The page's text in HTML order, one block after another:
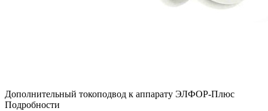
Дополнительный токоподвод к аппарату ЭЛФОР-Плюс
Подробности